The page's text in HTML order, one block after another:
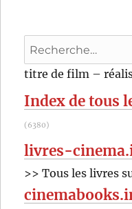
Recherche
pour
:
titre de film –
Index de tous
(6380)
livres-
>> Tous les livres